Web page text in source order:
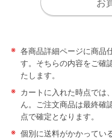
※ 各商品詳細ページに商品
す。そちらの内容をご確
たします。
※ カートに入れた時点では
ん。ご注文商品は最終確
点で確定となります。
※ 個別に送料がかかってい